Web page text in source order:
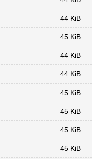
44 KiB
45 KiB
44 KiB
44 KiB
45 KiB
45 KiB
45 KiB
45 KiB